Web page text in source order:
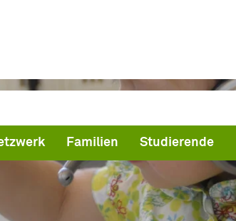
Familien Studierende